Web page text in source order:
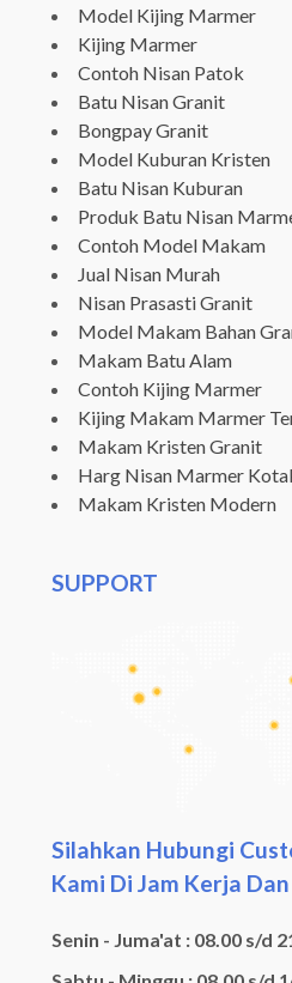
Model Kijing Marmer
Kijing Marmer
Contoh Nisan Patok
Batu Nisan Granit
Bongpay Granit
Model Kuburan Kristen
Batu Nisan Kuburan
Produk Batu Nisan
Contoh Model Makam
Jual Nisan Murah
Nisan Prasasti Granit
Model Makam Bahan
Makam Batu Alam
Contoh Kijing Marmer
Kijing Makam Marmer
Makam Kristen Granit
Harg Nisan Marmer
Makam Kristen Modern
SUPPORT
Silahkan Hubungi
Kami Di Jam Kerja
Senin - Juma'at : 08.00 s/d